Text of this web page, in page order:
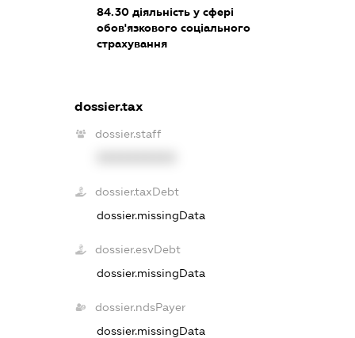
84.30 діяльність у сфері
обов'язкового соціального
страхування
dossier.tax
dossier.staff
dossier.taxDebt
dossier.missingData
dossier.esvDebt
dossier.missingData
dossier.ndsPayer
dossier.missingData